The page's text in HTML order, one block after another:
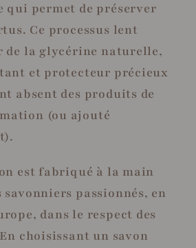
qui permet de préserver
Ce processus lent
de la glycérine naturelle,
et protecteur précieux
absent des produits de
(ou ajouté
est fabriqué à la main
passionnés, en
dans le respect des
choisissant un savon